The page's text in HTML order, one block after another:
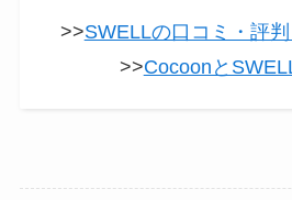
>>SWELLの口コミ・評
>>Cocoonと